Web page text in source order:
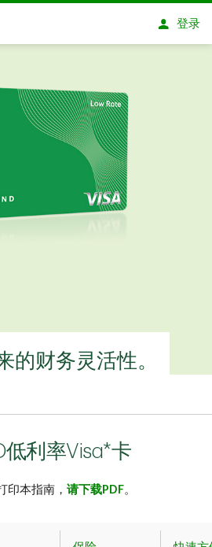
登录
的财务灵活性。
低利率Visa*卡
印本指南， 请下载PDF。